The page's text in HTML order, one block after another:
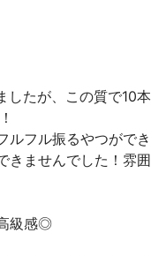
したが、この質で10本
ルフル振るやつができ
きませんでした！雰囲
級感◎